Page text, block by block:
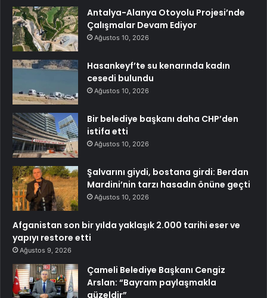
Antalya-Alanya Otoyolu Projesi’nde
Çalışmalar Devam Ediyor
Ağustos 10, 2026
Hasankeyf’te su kenarında kadın
cesedi bulundu
Ağustos 10, 2026
Bir belediye başkanı daha CHP’den
istifa etti
Ağustos 10, 2026
Şalvarını giydi, bostana girdi: Berdan
Mardini’nin tarzı hasadın önüne geçti
Ağustos 10, 2026
Afganistan son bir yılda yaklaşık 2.000 tarihi eser ve
yapıyı restore etti
Ağustos 9, 2026
Çameli Belediye Başkanı Cengiz
Arslan: “Bayram paylaşmakla
güzeldir”